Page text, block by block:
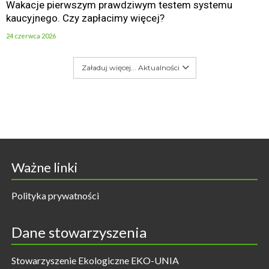
Wakacje pierwszym prawdziwym testem systemu
kaucyjnego. Czy zapłacimy więcej?
24 czerwca 2026
Załaduj więcej... Aktualności
Ważne linki
Polityka prywatności
Dane stowarzyszenia
Stowarzyszenie Ekologiczne EKO-UNIA